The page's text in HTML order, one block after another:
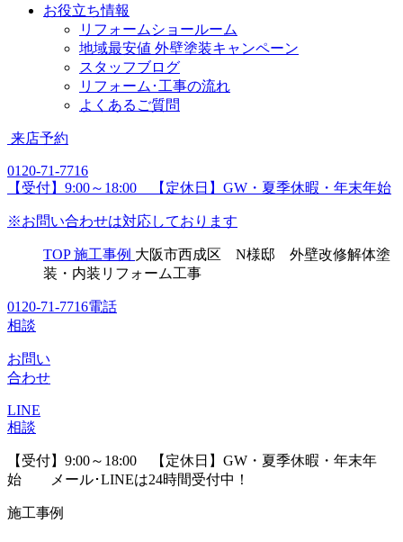
お役立ち情報
リフォームショールーム
地域最安値 外壁塗装キャンペーン
スタッフブログ
リフォーム･工事の流れ
よくあるご質問
来店予約
0120-71-7716
【受付】9:00～18:00 【定休日】GW・夏季休暇・年末年始
※お問い合わせは対応しております
TOP 施工事例 大阪市西成区 N様邸 外壁改修解体塗
装・内装リフォーム工事
0120-71-7716電話
相談
お問い
合わせ
LINE
相談
【受付】9:00～18:00 【定休日】GW・夏季休暇・年末年
始 メール･LINEは24時間受付中！
施工事例